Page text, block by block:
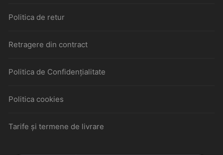
Politica de retur
Retragere din contract
Politica de Confidențialitate
Politica cookies
Tarife și termene de livrare